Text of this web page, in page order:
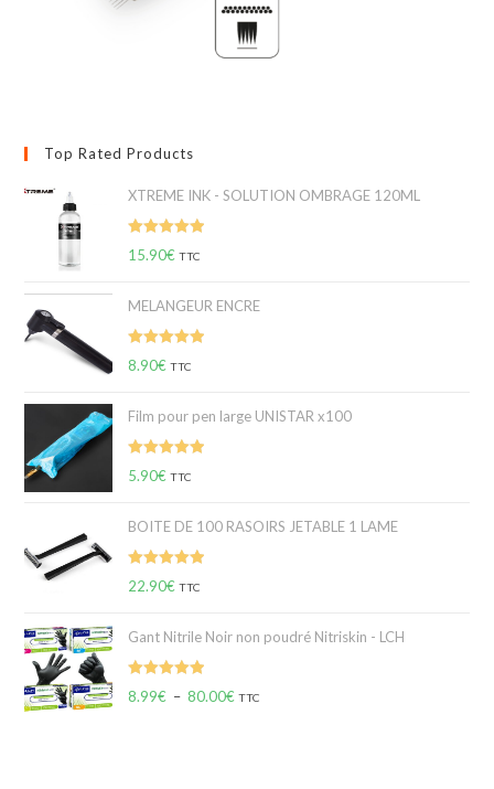
Top Rated Products
XTREME INK - SOLUTION OMBRAGE 120ML
Note5.00
15.90€ TTC
MELANGEUR ENCRE
Note5.00
8.90€ TTC
Film pour pen large UNISTAR x100
Note5.00
5.90€ TTC
BOITE DE 100 RASOIRS JETABLE 1 LAME
Note5.00
22.90€ TTC
Gant Nitrile Noir non poudré Nitriskin - LCH
Note5.00
8.99€ – 80.00€ TTC